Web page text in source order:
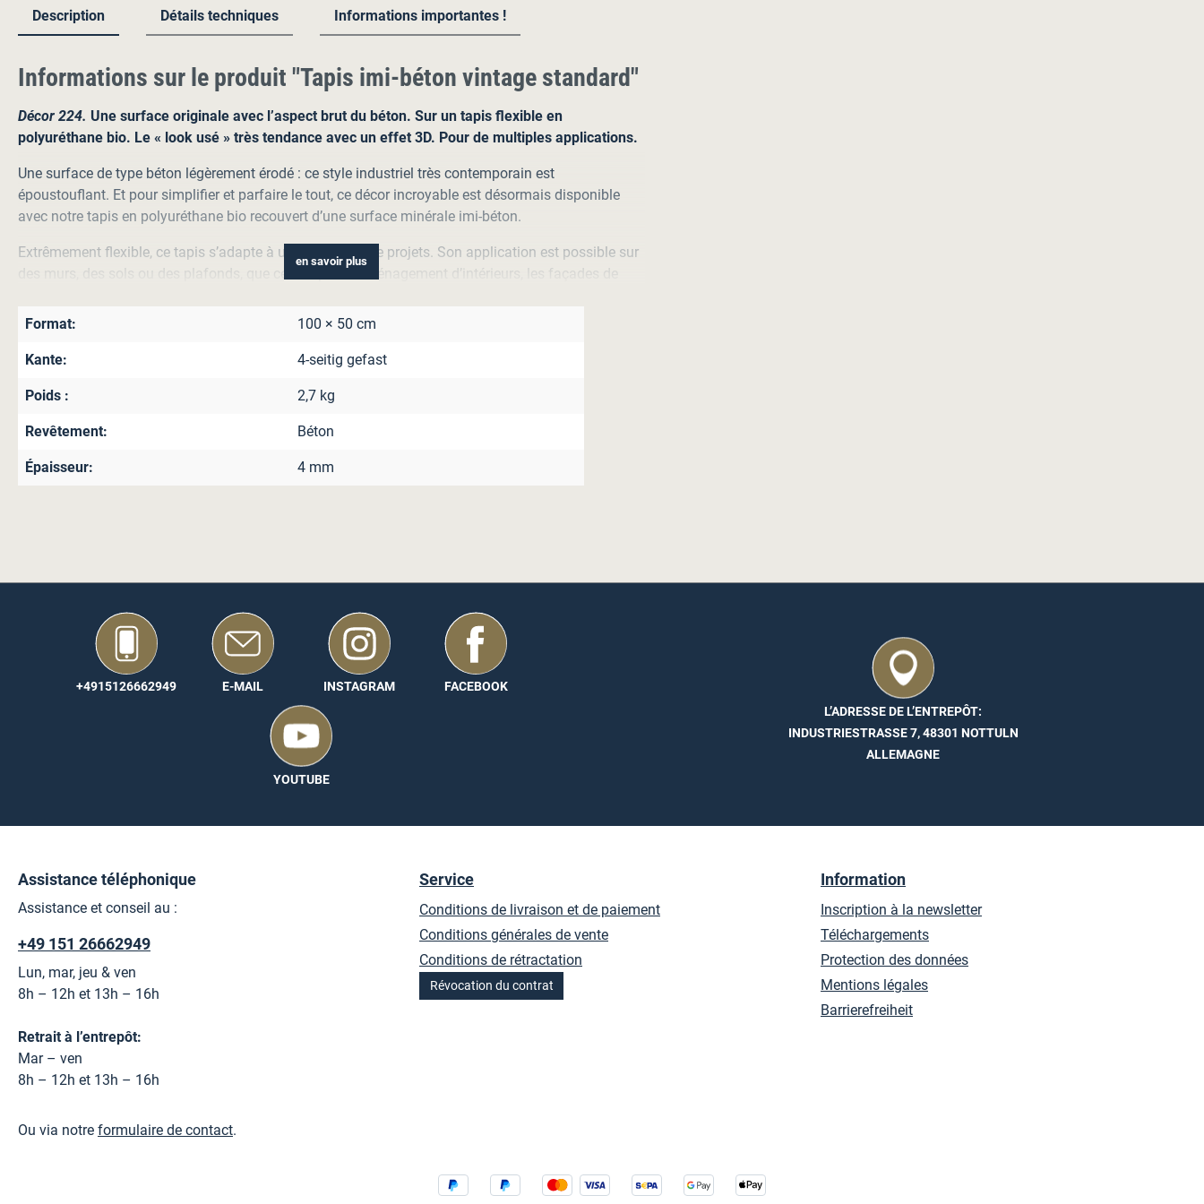
Description Détails techniques Informations importantes !
Informations sur le produit "Tapis imi-béton vintage standard"
Décor 224. Une surface originale avec l’aspect brut du béton. Sur un tapis flexible en
polyuréthane bio. Le « look usé » très tendance avec un effet 3D. Pour de multiples applications.
Une surface de type béton légèrement érodé : ce style industriel très contemporain est
époustouflant. Et pour simplifier et parfaire le tout, ce décor incroyable est désormais disponible
avec notre tapis en polyuréthane bio recouvert d’une surface minérale imi-béton.
Extrêmement flexible, ce tapis s’adapte à une multitude de projets. Son application est possible sur
des murs, des sols ou des plafonds, que ce soit pour l’aménagement d’intérieurs, les façades de
aussi sur la route, dans des vans et camping-cars. Des aménageurs professionnels ont déjà
comme au toucher, on dirait vraiment du béton, avec ses propriétés de solidité et de résistance.
ricin) et bien entendu aussi de composants minéraux comme la craie. Le tapis, totalement exempt
Ce produit se distingue encore par beaucoup d’autres détails techniques et avantages. Consulte
cette page des produits pour les découvrir.
en savoir plus
Format: 100 × 50 cm
Kante: 4-seitig gefast
Poids : 2,7 kg
Revêtement: Béton
Épaisseur: 4 mm
+4915126662949 E-MAIL INSTAGRAM FACEBOOK
YOUTUBE
L’ADRESSE DE L’ENTREPÔT:
INDUSTRIESTRASSE 7, 48301 NOTTULN
ALLEMAGNE
Assistance téléphonique
Assistance et conseil au :
+49 151 26662949
Lun, mar, jeu & ven
8h – 12h et 13h – 16h
Retrait à l’entrepôt:
Mar – ven
8h – 12h et 13h – 16h
Ou via notre formulaire de contact.
Service
Conditions de livraison et de paiement
Conditions générales de vente
Conditions de rétractation
Révocation du contrat
Information
Inscription à la newsletter
Téléchargements
Protection des données
Mentions légales
Barrierefreiheit